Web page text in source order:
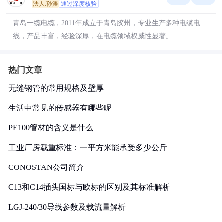
法人:孙涛 通过深度核验
青岛一缆电缆，2011年成立于青岛胶州，专业生产多种电缆电
线，产品丰富，经验深厚，在电缆领域权威性显著。
热门文章
无缝钢管的常用规格及壁厚
生活中常见的传感器有哪些呢
PE100管材的含义是什么
工业厂房载重标准：一平方米能承受多少公斤
CONOSTAN公司简介
C13和C14插头国标与欧标的区别及其标准解析
LGJ-240/30导线参数及载流量解析